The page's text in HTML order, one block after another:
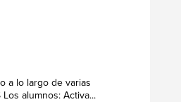
a lo largo de varias
alumnos: Activa...